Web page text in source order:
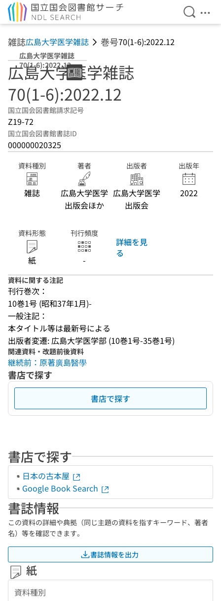
検索を
メ
雑誌広島大学医学雑誌 巻号70(1-6):2022.12
広島大学医学雑誌
70(1-6):2022.12
広島大学医学雑誌
70(1-6):2022.12
国立国会図書館請求記号
Z19-72
国立国会図書館書誌ID
000000020325
資料種別
雑誌
著者
広島大学医学
出版会ほか
出版者
広島大学医学
出版会
出版年
2022
資料形態
紙
刊行頻度
-
詳細を見
る
資料に関する注記
刊行巻次：
10巻1号 (昭和37年1月)-
一般注記：
本タイトル等は最新号による
出版者変遷: 広島大学医学部 (10巻1号-35巻1号)
関連資料・改題前後資料
継続前：原著廣島醫學
書店で探す
書店で探す
書店で探す
日本の古本屋
Google Book Search
書誌情報
この資料の詳細や典拠（同じ主題の資料を指すキーワード、著者
名）等を確認できます。
書誌情報を出力
紙
資料種別